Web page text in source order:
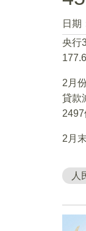
日期
央行
2月
貸款
2月
人